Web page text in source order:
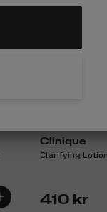
Clinique
Clarifying
410 kr